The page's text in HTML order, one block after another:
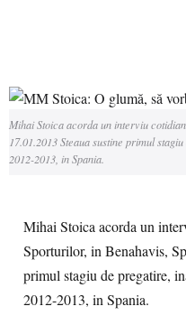
Mihai Stoica acorda un interviu
17.01.2013 Steaua sustine primul
2012-2013, in Spania.
Mihai Stoica acorda un
Sporturilor, in Benahavis,
primul stagiu de pregatire,
2012-2013, in Spania.